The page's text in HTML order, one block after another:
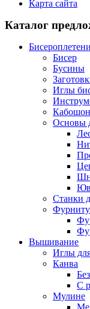
Карта сайта
Каталог
Бисер
Бусины
Иглы
Основы
Станки
Вышивание
Иглы
Канва
С
Мулине